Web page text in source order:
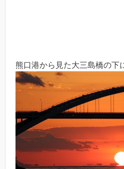
熊口港から見た大三島橋の下